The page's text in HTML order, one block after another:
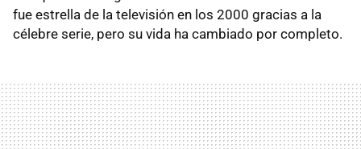
fue estrella de la televisión en los 2000 gracias a la
célebre serie, pero su vida ha cambiado por completo.